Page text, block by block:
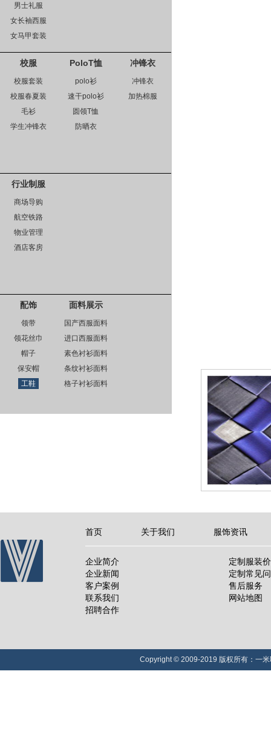
男士礼服
女长袖西服
女马甲套装
校服
校服套装
校服春夏装
毛衫
学生冲锋衣
PoloT恤
polo衫
速干polo衫
圆领T恤
防晒衣
冲锋衣
冲锋衣
加热棉服
行业制服
商场导购
航空铁路
物业管理
酒店客房
配饰
领带
领花丝巾
帽子
保安帽
工鞋
面料展示
国产西服面料
进口西服面料
素色衬衫面料
条纹衬衫面料
格子衬衫面料
首页 关于我们 服饰资讯
企业简介
企业新闻
客户案例
联系我们
招聘合作
定制服装
定制常见
售后服务
网站地图
Copyright © 2009-2019 版权所有：一